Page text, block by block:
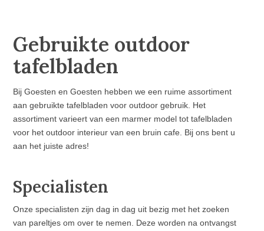
Gebruikte outdoor
tafelbladen
Bij Goesten en Goesten hebben we een ruime assortiment
aan gebruikte tafelbladen voor outdoor gebruik. Het
assortiment varieert van een marmer model tot tafelbladen
voor het outdoor interieur van een bruin cafe. Bij ons bent u
aan het juiste adres!
Specialisten
Onze specialisten zijn dag in dag uit bezig met het zoeken
van pareltjes om over te nemen. Deze worden na ontvangst